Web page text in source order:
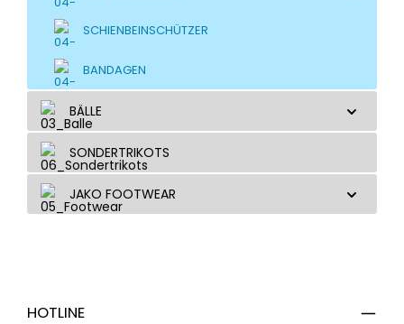
SCHIENBEINSCHÜTZER
BANDAGEN
BÄLLE
SONDERTRIKOTS
JAKO FOOTWEAR
HOTLINE